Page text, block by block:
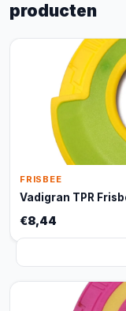
producten
FRISBEE
Vadigran TPR
€8,44